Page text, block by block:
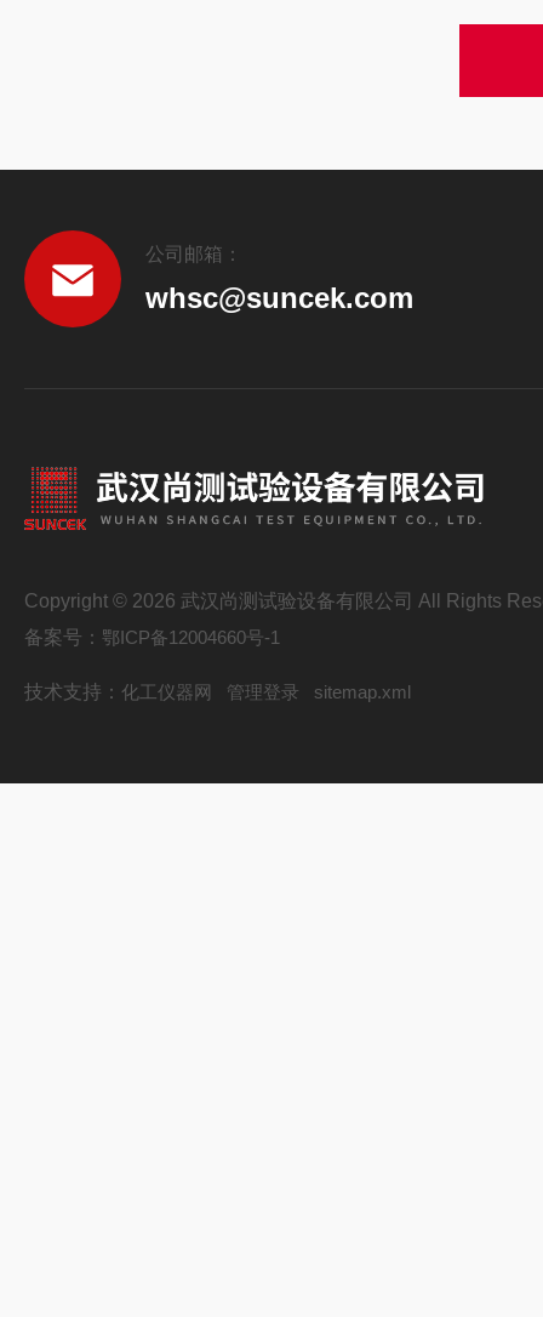
公司邮箱：
whsc@suncek.com
Copyright © 2026 武汉尚测试验设备有限公司 All Rights
备案号： 鄂ICP备12004660号-1
技术支持： 化工仪器网 管理登录 sitemap.xml